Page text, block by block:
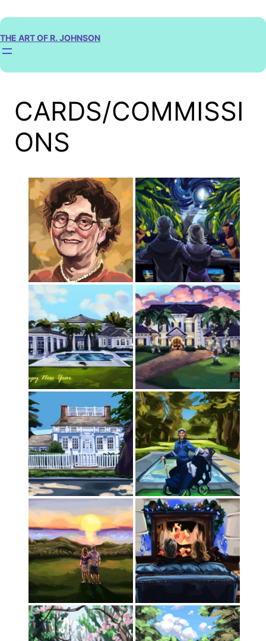
to
content
THE ART OF R. JOHNSON
CARDS/COMMISSI
ONS